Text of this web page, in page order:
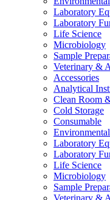
Laboratory
Laboratory
Life Science
Microbiology
Sample
Veterinary &
Accessories
Analytical
Clean Room
Cold Storage
Consumable
Laboratory
Laboratory
Life Science
Microbiology
Sample
Veterinary &